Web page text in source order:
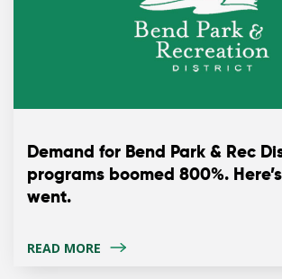
Demand for Bend Park & Rec
programs boomed 800%.
went.
READ MORE